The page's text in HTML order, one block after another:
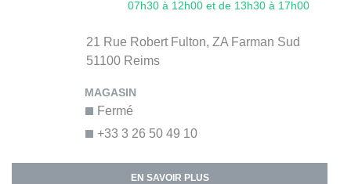
21 Rue Robert Fulton, ZA Farman Sud
51100 Reims
+33 3 26 50 49 10
Fermé
07h30 à 12h00 et de 13h30 à 17h00
EN SAVOIR PLUS